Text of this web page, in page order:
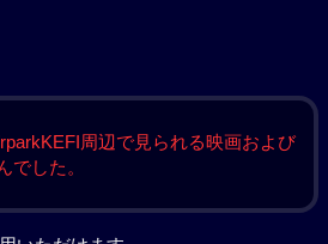
周辺で見られる映画および
でした。